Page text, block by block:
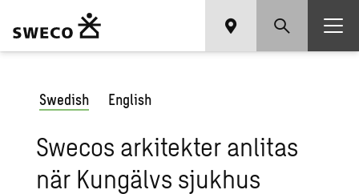
Swedish English
Swecos arkitekter anlitas
när Kungälvs sjukhus